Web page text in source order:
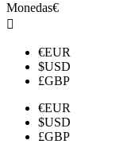
Monedas€

€EUR
$USD
£GBP
€EUR
$USD
£GBP